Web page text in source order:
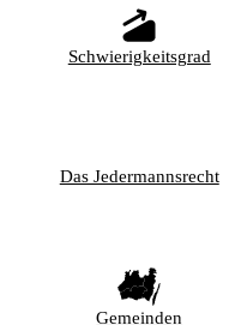
Schwierigkeitsgrad
Das Jedermannsrecht
Gemeinden